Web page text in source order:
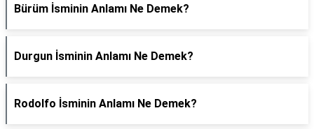
Bürüm İsminin Anlamı Ne Demek?
Durgun İsminin Anlamı Ne Demek?
Rodolfo İsminin Anlamı Ne Demek?